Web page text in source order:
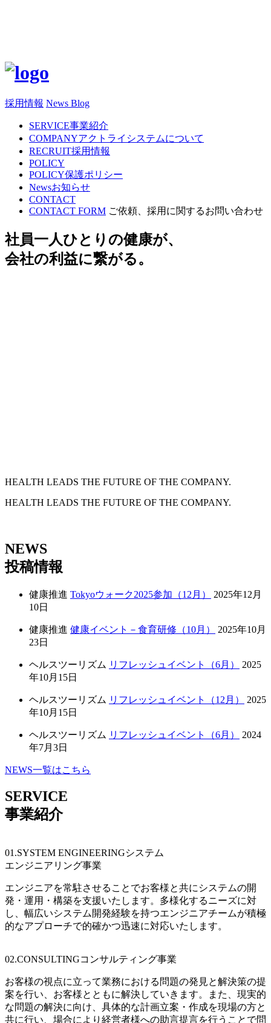
採用情報 News Blog
SERVICE事業紹介
COMPANYアクトライシステムについて
RECRUIT採用情報
POLICY
POLICY保護ポリシー
Newsお知らせ
CONTACT
CONTACT FORM ご依頼、採用に関するお問い合わせ
社員一人ひとりの健康が、
会社の利益に繋がる。
HEALTH LEADS THE FUTURE OF THE COMPANY.
HEALTH LEADS THE FUTURE OF THE COMPANY.
NEWS
投稿情報
健康推進 Tokyoウォーク2025参加（12月）
2025年12月
10日
健康推進 健康イベント－食育研修（10月）
2025年10月
23日
ヘルスツーリズム リフレッシュイベント（6月）
2025
年10月15日
ヘルスツーリズム リフレッシュイベント（12月）
2025
年10月15日
ヘルスツーリズム リフレッシュイベント（6月）
2024
年7月3日
NEWS一覧はこちら
SERVICE
事業紹介
01.SYSTEM ENGINEERINGシステム
エンジニアリング事業
エンジニアを常駐させることでお客様と共にシステムの開
発・運用・構築を支援いたします。多様化するニーズに対
し、幅広いシステム開発経験を持つエンジニアチームが積極
的なアプローチで的確かつ迅速に対応いたします。
02.CONSULTINGコンサルティング事業
お客様の視点に立って業務における問題の発見と解決策の提
案を行い、お客様とともに解決していきます。また、現実的
な問題の解決に向け、具体的な計画立案・作成を現場の方と
共に行い、場合により経営者様への助言提言を行うことで問